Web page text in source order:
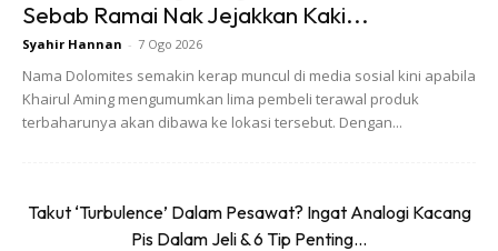
diiktiraf,” jelasnya.
Jangan Ambil Mudah Pesakit Gejala Ringan
Sebab Ramai Nak Jejakkan Kaki...
Syahir Hannan - 7 Ogo 2026
Nama Dolomites semakin kerap muncul di media sosial kini apabila
Khairul Aming mengumumkan lima pembeli terawal produk
terbaharunya akan dibawa ke lokasi tersebut. Dengan...
Takut ‘Turbulence’ Dalam Pesawat? Ingat Analogi Kacang
Pis Dalam Jeli & 6 Tip Penting...